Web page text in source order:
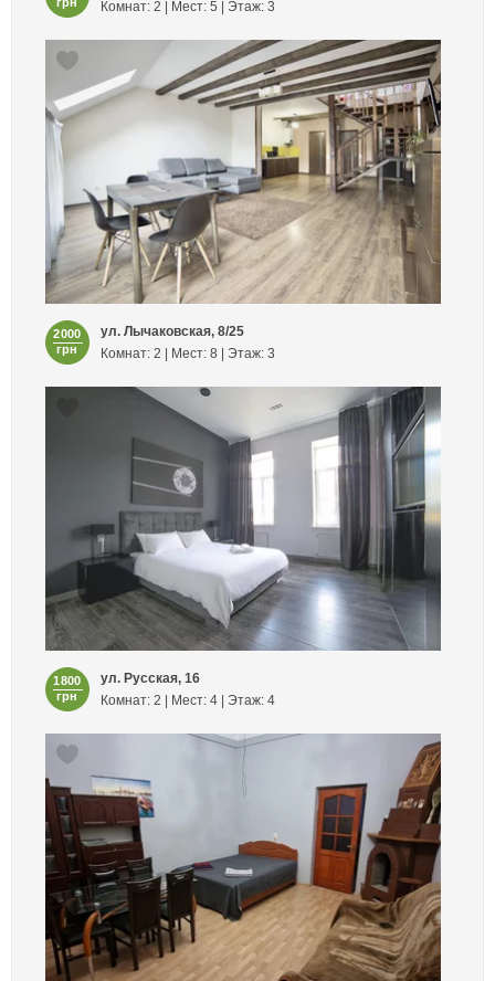
грн Комнат: 2 | Мест: 5 | Этаж: 3
2000
грн
ул. Лычаковская, 8/25
Комнат: 2 | Мест: 8 | Этаж: 3
1800
грн
ул. Русская, 16
Комнат: 2 | Мест: 4 | Этаж: 4